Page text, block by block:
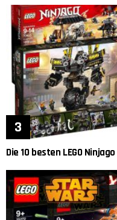
Die 10 besten LEGO